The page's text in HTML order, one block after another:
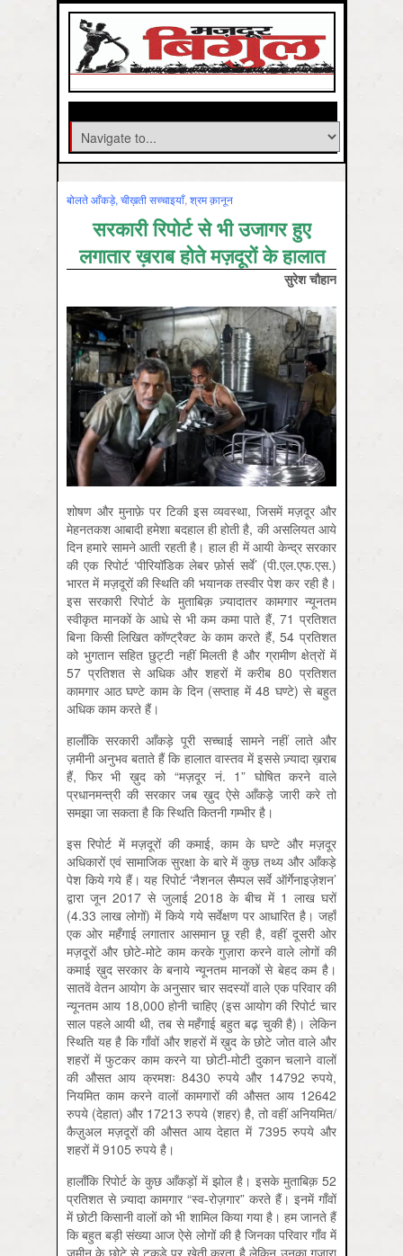
बोलते आँकड़े, चीख़ती सच्चाइयाँ, श्रम क़ानून
सरकारी रिपोर्ट से भी उजागर हुए
लगातार ख़राब होते मज़दूरों के हालात
सुरेश चौहान
शोषण और मुनाफ़े पर टिकी इस व्यवस्था, जिसमें मज़दूर और
मेहनतकश आबादी हमेशा बदहाल ही होती है, की असलियत आये
दिन हमारे सामने आती रहती है। हाल ही में आयी केन्द्र सरकार
की एक रिपोर्ट ‘पीरियॉडिक लेबर फ़ोर्स सर्वे’ (पी.एल.एफ.एस.)
भारत में मज़दूरों की स्थिति की भयानक तस्वीर पेश कर रही है।
इस सरकारी रिपोर्ट के मुताबिक़ ज़्यादातर कामगार न्यूनतम
स्वीकृत मानकों के आधे से भी कम कमा पाते हैं, 71 प्रतिशत
बिना किसी लिखित कॉण्ट्रैक्ट के काम करते हैं, 54 प्रतिशत
को भुगतान सहित छुट्टी नहीं मिलती है और ग्रामीण क्षेत्रों में
57 प्रतिशत से अधिक और शहरों में करीब 80 प्रतिशत
कामगार आठ घण्टे काम के दिन (सप्ताह में 48 घण्टे) से बहुत
अधिक काम करते हैं।
हालाँकि सरकारी आँकड़े पूरी सच्चाई सामने नहीं लाते और
ज़मीनी अनुभव बताते हैं कि हालात वास्तव में इससे ज़्यादा ख़राब
हैं, फिर भी ख़ुद को “मज़दूर नं. 1” घोषित करने वाले
प्रधानमन्त्री की सरकार जब ख़ुद ऐसे आँकड़े जारी करे तो
समझा जा सकता है कि स्थिति कितनी गम्भीर है।
इस रिपोर्ट में मज़दूरों की कमाई, काम के घण्टे और मज़दूर
अधिकारों एवं सामाजिक सुरक्षा के बारे में कुछ तथ्य और आँकड़े
पेश किये गये हैं। यह रिपोर्ट ‘नैशनल सैम्पल सर्वे ऑर्गेनाइजे़शन’
द्वारा जून 2017 से जुलाई 2018 के बीच में 1 लाख घरों
(4.33 लाख लोगों) में किये गये सर्वेक्षण पर आधारित है। जहाँ
एक ओर महँगाई लगातार आसमान छू रही है, वहीं दूसरी ओर
मज़दूरों और छोटे-मोटे काम करके गुज़ारा करने वाले लोगों की
कमाई ख़ुद सरकार के बनाये न्यूनतम मानकों से बेहद कम है।
सातवें वेतन आयोग के अनुसार चार सदस्यों वाले एक परिवार की
न्यूनतम आय 18,000 होनी चाहिए (इस आयोग की रिपोर्ट चार
साल पहले आयी थी, तब से महँगाई बहुत बढ़ चुकी है)। लेकिन
स्थिति यह है कि गाँवों और शहरों में ख़ुद के छोटे जोत वाले और
शहरों में फुटकर काम करने या छोटी-मोटी दुकान चलाने वालों
की औसत आय क्रमशः 8430 रुपये और 14792 रुपये,
नियमित काम करने वालों कामगारों की औसत आय 12642
रुपये (देहात) और 17213 रुपये (शहर) है, तो वहीं अनियमित/
कैज़ुअल मज़दूरों की औसत आय देहात में 7395 रुपये और
शहरों में 9105 रुपये है।
हालाँकि रिपोर्ट के कुछ आँकड़ों में झोल है। इसके मुताबिक़ 52
प्रतिशत से ज़्यादा कामगार “स्व-रोज़गार” करते हैं। इनमें गाँवों
में छोटी किसानी वालों को भी शामिल किया गया है। हम जानते हैं
कि बहुत बड़ी संख्या आज ऐसे लोगों की है जिनका परिवार गाँव में